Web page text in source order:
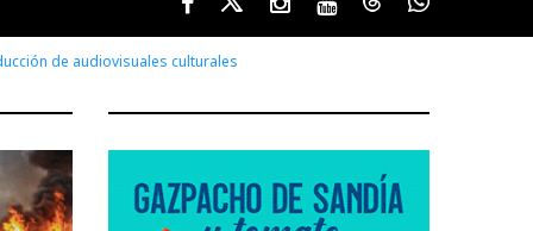
FacebookTwitterInstagramYoutubeThreadsWhatsApp
de audiovisuales culturales